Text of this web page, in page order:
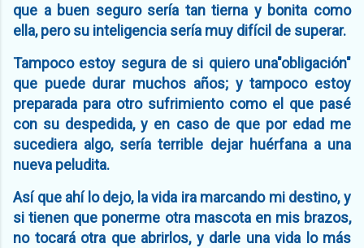
que a buen seguro sería tan tierna y bonita como
ella, pero su inteligencia sería muy difícil de superar.
Tampoco estoy segura de si quiero una"obligación"
que puede durar muchos años; y tampoco estoy
preparada para otro sufrimiento como el que pasé
con su despedida, y en caso de que por edad me
sucediera algo, sería terrible dejar huérfana a una
nueva peludita.
Así que ahí lo dejo, la vida ira marcando mi destino, y
si tienen que ponerme otra mascota en mis brazos,
no tocará otra que abrirlos, y darle una vida lo más